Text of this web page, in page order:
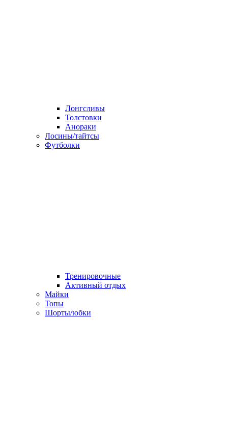
Лонгсливы
Толстовки
Анораки
Лосины/тайтсы
Футболки
Тренировочные
Активный отдых
Майки
Топы
Шорты/юбки